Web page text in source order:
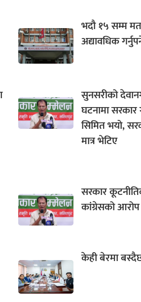
भदौ १५ सम्म
अद्यावधिक
सुनसरीको
घटनामा
सिमित भयो,
मात्र भेटिए
सरकार
कांग्रेसको आरोप
केही बेरमा